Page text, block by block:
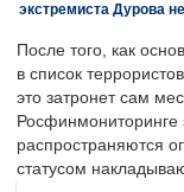
экстремиста Дурова
После того, как
в список
это затронет сам
Росфинмониторинге
распространяются
статусом